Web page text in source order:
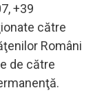
+39
către
Români
de către